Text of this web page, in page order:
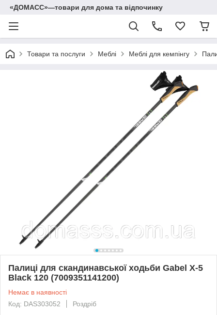
«ДОМАСС»—товари для дома та відпочинку
Товари та послуги Меблі Меблі для кемпінгу
Палиці для скандинавської ходьби Gabel X-5
Black 120 (7009351141200)
Немає в наявності
Код: DAS303052
Роздріб